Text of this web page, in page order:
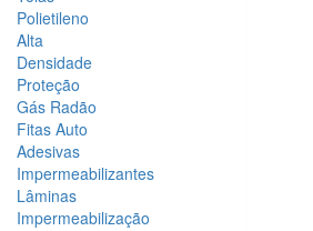
Polietileno
Alta
Densidade
Proteção
Gás Radão
Fitas Auto
Adesivas
Impermeabilizantes
Lâminas
Impermeabilização